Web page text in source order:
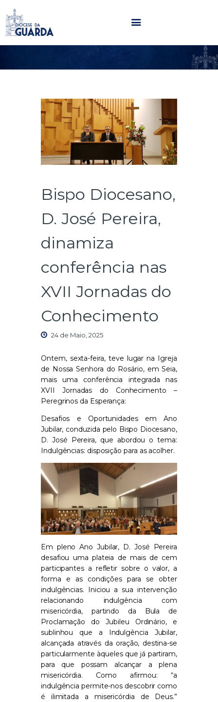
HOME
PARÓQUIAS
NOTÍCIAS
AGENDA
MULTIMÉDIA
SENTIR COM A IGREJA
Bispo Diocesano,
D. José Pereira,
dinamiza
conferência nas
XVII Jornadas do
Conhecimento
24 de Maio, 2025
Ontem, sexta-feira, teve lugar na Igreja
de Nossa Senhora do Rosário, em Seia,
mais uma conferência integrada nas
XVII Jornadas do Conhecimento –
Peregrinos da Esperança:
Desafios e Oportunidades em Ano
Jubilar, conduzida pelo Bispo Diocesano,
D. José Pereira, que abordou o tema:
Indulgências: disposição para as acolher.
Em pleno Ano Jubilar, D. José Pereira
desafiou uma plateia de mais de cem
participantes a refletir sobre o valor, a
forma e as condições para se obter
indulgências. Iniciou a sua intervenção
relacionando indulgência com
misericórdia, partindo da Bula de
Proclamação do Jubileu Ordinário, e
sublinhou que a Indulgência Jubilar,
alcançada através da oração, destina-se
particularmente àqueles que já partiram,
para que possam alcançar a plena
misericórdia. Como afirmou: “a
indulgência permite-nos descobrir como
é ilimitada a misericórdia de Deus.”